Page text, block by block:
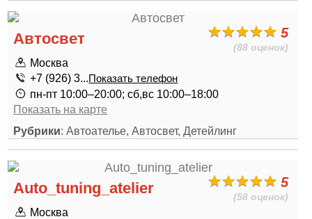
5
(88 оценок)
Автосвет
Москва
+7 (926) 3...Показать телефон
пн-пт 10:00–20:00; сб,вс 10:00–18:00
Показать на карте
Рубрики: Автоателье, Автосвет, Детейлинг
5
(58 оценок)
Auto_tuning_atelier
Москва